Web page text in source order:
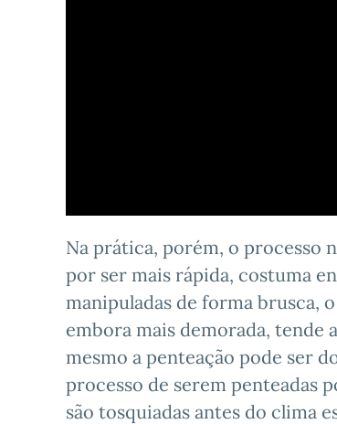
Na prática, porém, o processo
por ser mais rápida, costuma
manipuladas de forma brusca,
embora mais demorada, tende
mesmo a penteação pode ser
processo de serem penteadas
são tosquiadas antes do clima